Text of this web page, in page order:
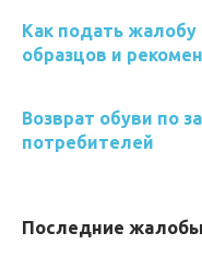
Как подать жалобу
образцов и
Возврат обуви по
потребителей
Последние жалобы